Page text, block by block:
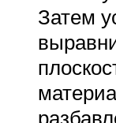
Затем